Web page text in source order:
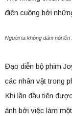
điên cuồng bởi
Người ta không dám nói
Đạo diễn bộ phim
các nhân vật trong
Khi lần đầu tiên
ảnh bởi việc làm